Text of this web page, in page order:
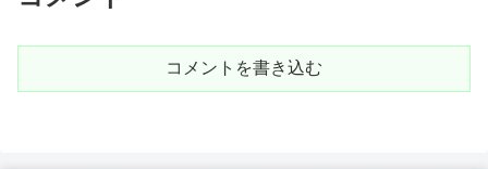
コメントを書き込む